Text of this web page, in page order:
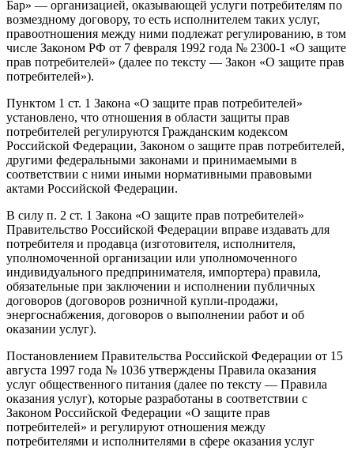
Бар» — организацией, оказывающей услуги потребителям по
возмездному договору, то есть исполнителем таких услуг,
правоотношения между ними подлежат регулированию, в том
числе Законом РФ от 7 февраля 1992 года № 2300-1 «О защите
прав потребителей» (далее по тексту — Закон «О защите прав
потребителей»).
Пунктом 1 ст. 1 Закона «О защите прав потребителей»
установлено, что отношения в области защиты прав
потребителей регулируются Гражданским кодексом
Российской Федерации, Законом о защите прав потребителей,
другими федеральными законами и принимаемыми в
соответствии с ними иными нормативными правовыми
актами Российской Федерации.
В силу п. 2 ст. 1 Закона «О защите прав потребителей»
Правительство Российской Федерации вправе издавать для
потребителя и продавца (изготовителя, исполнителя,
уполномоченной организации или уполномоченного
индивидуального предпринимателя, импортера) правила,
обязательные при заключении и исполнении публичных
договоров (договоров розничной купли-продажи,
энергоснабжения, договоров о выполнении работ и об
оказании услуг).
Постановлением Правительства Российской Федерации от 15
августа 1997 года № 1036 утверждены Правила оказания
услуг общественного питания (далее по тексту — Правила
оказания услуг), которые разработаны в соответствии с
Законом Российской Федерации «О защите прав
потребителей» и регулируют отношения между
потребителями и исполнителями в сфере оказания услуг